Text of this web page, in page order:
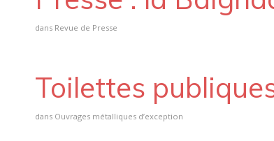
dans Revue de Presse
Toilettes
dans Ouvrages métalliques d’exception